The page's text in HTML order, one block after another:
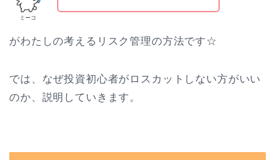
ミーコ
がわたしの考えるリスク管理の方法です☆
では、なぜ投資初心者がロスカットしない方がいい
のか、説明していきます。